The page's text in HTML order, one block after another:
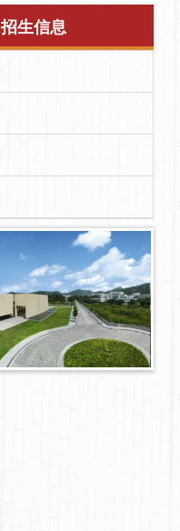
招生信息